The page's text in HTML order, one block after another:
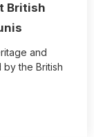
British
and
by the British